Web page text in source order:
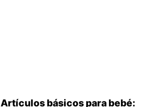
Artículos básicos para bebé: